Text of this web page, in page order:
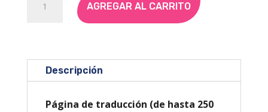
document
estándar
(EXPRESS
AGREGAR AL CARRITO
Descripción
Página de traducción (de hasta 250